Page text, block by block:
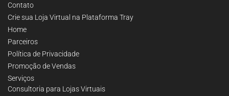
Contato
Crie sua Loja Virtual na Plataforma Tray
Home
Parceiros
Política de Privacidade
Promoção de Vendas
Serviços
Consultoria para Lojas Virtuais